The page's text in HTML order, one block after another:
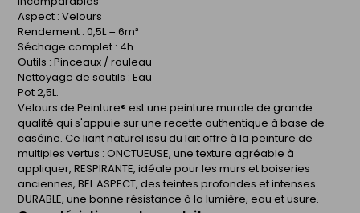
Aspect : Velours
Rendement : 0,5L = 6m²
Séchage complet : 4h
Outils : Pinceaux / rouleau
Nettoyage de soutils : Eau
Pot 2,5L.
Velours de Peinture® est une peinture murale de grande
qualité qui s'appuie sur une recette authentique à base de
caséine. Ce liant naturel issu du lait offre à la peinture de
multiples vertus : ONCTUEUSE, une texture agréable à
appliquer, RESPIRANTE, idéale pour les murs et boiseries
anciennes, BEL ASPECT, des teintes profondes et intenses.
DURABLE, une bonne résistance à la lumière, eau et usure.